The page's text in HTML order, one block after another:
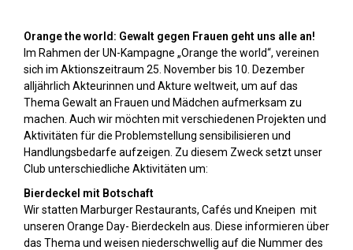
Orange the world: Gewalt gegen Frauen geht uns alle an!
Im Rahmen der UN-Kampagne „Orange the world“, vereinen
sich im Aktionszeitraum 25. November bis 10. Dezember
alljährlich Akteurinnen und Akture weltweit, um auf das
Thema Gewalt an Frauen und Mädchen aufmerksam zu
machen. Auch wir möchten mit verschiedenen Projekten und
Aktivitäten für die Problemstellung sensibilisieren und
Handlungsbedarfe aufzeigen. Zu diesem Zweck setzt unser
Club unterschiedliche Aktivitäten um:
Bierdeckel mit Botschaft
Wir statten Marburger Restaurants, Cafés und Kneipen mit
unseren Orange Day- Bierdeckeln aus. Diese informieren über
das Thema und weisen niederschwellig auf die Nummer des